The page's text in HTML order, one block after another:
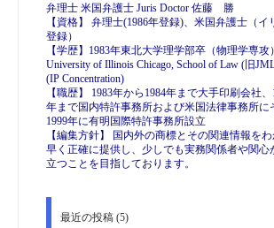
弁理士 米国弁護士 Juris Doctor 佐藤 勝
【資格】 弁理士(1986年登録)、米国弁護士（イ
登録）
【学歴】1983年東北大学理学部卒（物理学専攻
University of Illinois Chicago, School of Law (旧
(IP Concentration)
【職歴】 1983年から1984年まで大手印刷会社
年まで国内特許事務所および米国法律事務所に
1999年に有明国際特許事務所設立
【編集方針】 国内外の商標とその関連情報を
早く正確に提供し、少しでも実務関係者や関心
立つことを目指しております。
最近の投稿 (5)